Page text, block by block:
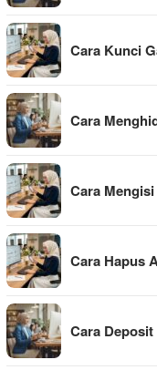
Cara Kunci
Cara
Cara
Cara Hapus
Cara Deposit